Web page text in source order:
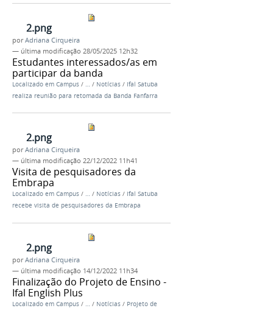
2.png
porAdriana Cirqueira
— última modificação 28/05/2025 12h32
Estudantes interessados/as em
participar da banda
Localizado em Campus / … / Notícias / Ifal Satuba
realiza reunião para retomada da Banda Fanfarra
2.png
porAdriana Cirqueira
— última modificação 22/12/2022 11h41
Visita de pesquisadores da
Embrapa
Localizado em Campus / … / Notícias / Ifal Satuba
recebe visita de pesquisadores da Embrapa
2.png
porAdriana Cirqueira
— última modificação 14/12/2022 11h34
Finalização do Projeto de Ensino -
Ifal English Plus
Localizado em Campus / … / Notícias / Projeto de